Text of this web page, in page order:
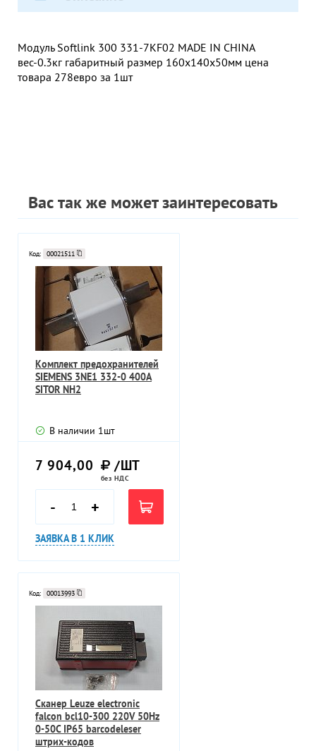
Модуль Softlink 300 331-7KF02 MADE IN CHINA
вес-0.3кг габаритный размер 160х140х50мм цена
товара 278евро за 1шт
Вас так же может заинтересовать
Код: 00021511
Комплект предохранителей
SIEMENS 3NE1 332-0 400A
SITOR NH2
В наличии 1шт
7 904,00 /ШТ
без НДС
- +
ЗАЯВКА В 1 КЛИК
Код: 00013993
Сканер Leuze electronic
falcon bcl10-300 220V 50Hz
0-50C IP65 barcodeleser
штрих-кодов